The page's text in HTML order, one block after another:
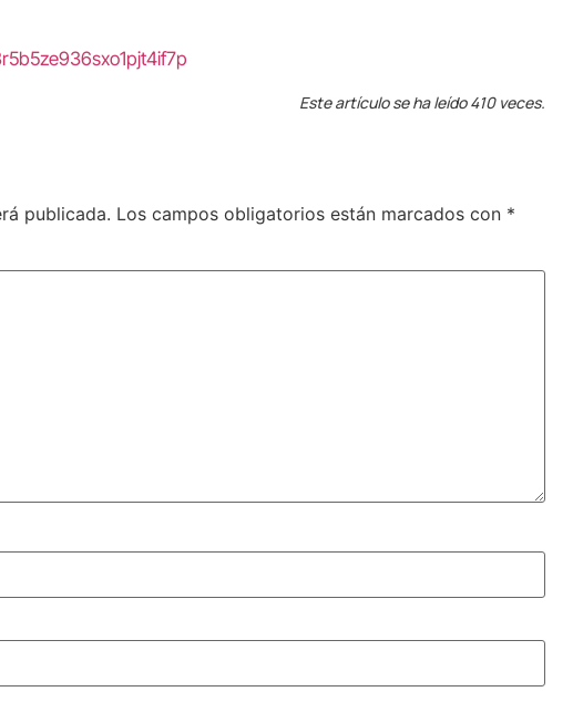
Este artículo se ha leído 410 veces.
publicada. Los campos obligatorios están marcados con *